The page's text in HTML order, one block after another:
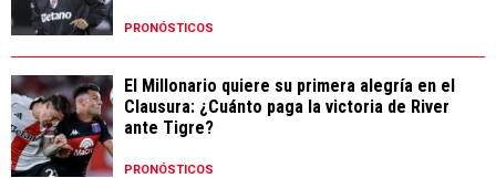
PRONÓSTICOS
El Millonario quiere su primera alegría en el
Clausura: ¿Cuánto paga la victoria de River
ante Tigre?
PRONÓSTICOS